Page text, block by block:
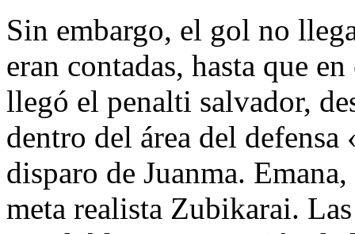
Sin embargo, el gol no
eran contadas, hasta que
llegó el penalti salvador,
dentro del área del
disparo de Juanma.
meta realista Zubikarai.